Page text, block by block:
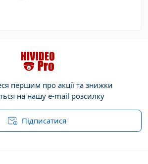
першим про акції та знижки
на нашу e-mail розсилку
Підписатися